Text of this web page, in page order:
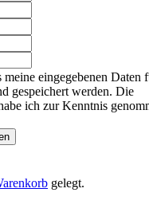
meine eingegebenen Daten
gespeichert werden. Die
ich zur Kenntnis
gelegt.